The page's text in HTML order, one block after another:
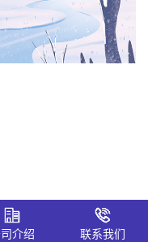
，中国第一”
介绍 联系我们